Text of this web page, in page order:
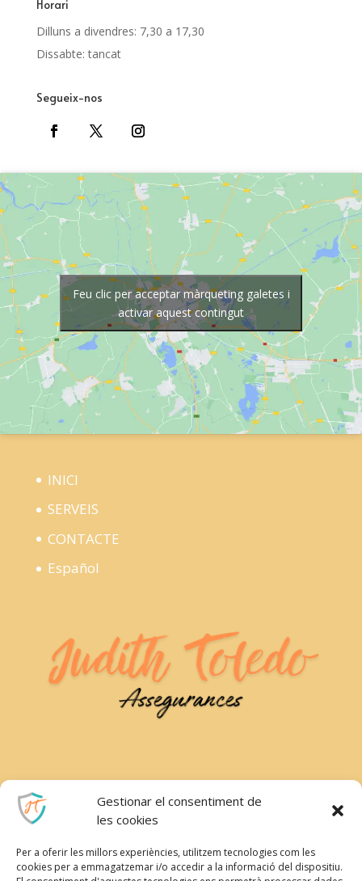
Gestionar el consentiment de
les cookies
Per a oferir les millors experiències, utilitzem tecnologies com les
cookies per a emmagatzemar i/o accedir a la informació del dispositiu.
Horari
Dilluns a divendres: 7,30 a 17,30
Dissabte: tancat
Segueix-nos
Feu clic per acceptar màrqueting galetes i
activar aquest contingut
INICI
SERVEIS
CONTACTE
Español
CONTACTAR
Ruben.guarch@gmail.com
644 34 75 19